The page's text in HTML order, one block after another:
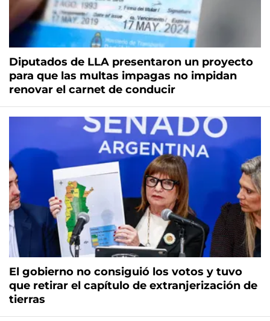
Diputados de LLA presentaron un proyecto
para que las multas impagas no impidan
renovar el carnet de conducir
El gobierno no consiguió los votos y tuvo
que retirar el capítulo de extranjerización de
tierras